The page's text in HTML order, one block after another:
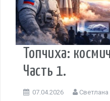
Топчиха:
Часть 1.
07.04.2026